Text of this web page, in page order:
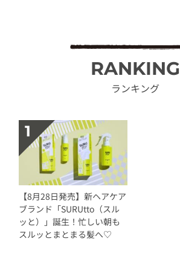
RANKING
ランキング
【8月28日発売】新ヘアケア
ブランド「SURUtto（スル
ッと）」誕生！忙しい朝も
スルッとまとまる髪へ♡